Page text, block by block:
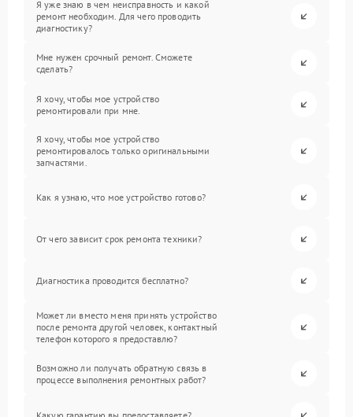
Я уже знаю в чем неисправность и какой
ремонт необходим. Для чего проводить
диагностику?
Мне нужен срочный ремонт. Сможете
сделать?
Я хочу, чтобы мое устройство
ремонтировали при мне.
Я хочу, чтобы мое устройство
ремонтировалось только оригинальными
запчастями.
Как я узнаю, что мое устройство готово?
От чего зависит срок ремонта техники?
Диагностика проводится бесплатно?
Может ли вместо меня принять устройство
после ремонта другой человек, контактный
телефон которого я предоставлю?
Возможно ли получать обратную связь в
процессе выполнения ремонтных работ?